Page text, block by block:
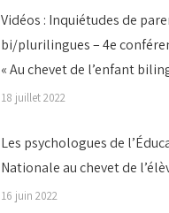
Vidéos : Inquiétudes de
bi/plurilingues – 4e
« Au chevet de l’enfant
18 juillet 2022
Les psychologues de
Nationale au chevet de
16 juin 2022